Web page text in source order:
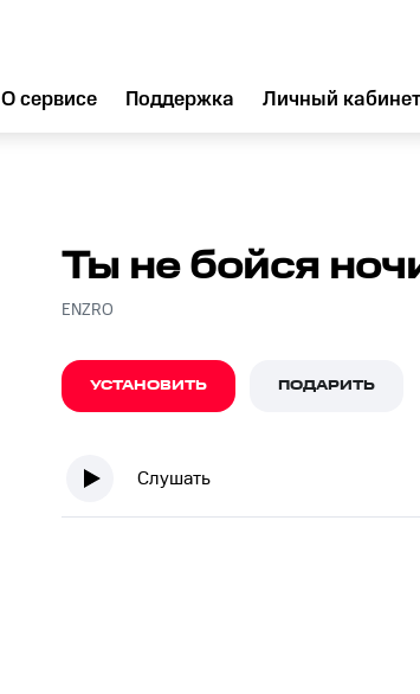
О сервисе Поддержка Личный кабинет
Ты не бойся
ENZRO
УСТАНОВИТЬ ПОДАРИТЬ
Слушать